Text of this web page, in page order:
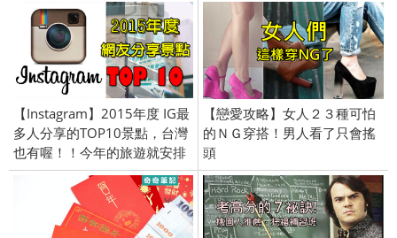
【Instagram】2015年度 IG最
多人分享的TOP10景點，台灣
也有喔！！今年的旅遊就安排
這裡了！
【戀愛攻略】女人２３種可怕
的ＮＧ穿搭！男人看了只會搖
頭